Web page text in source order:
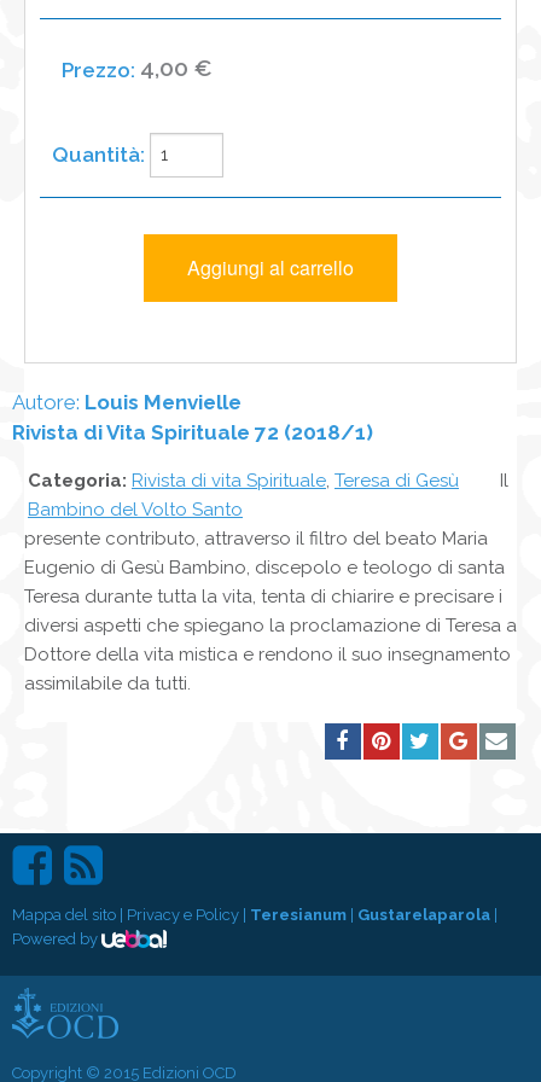
4,00 €
Autore: Louis Menvielle
Rivista di Vita Spirituale 72 (2018/1)
Categoria: Rivista di vita Spirituale Teresa di Gesù
Bambino del Volto Santo
Il
presente contributo, attraverso il filtro del beato Maria
Eugenio di Gesù Bambino, discepolo e teologo di santa
Teresa durante tutta la vita, tenta di chiarire e precisare i
diversi aspetti che spiegano la proclamazione di Teresa a
Dottore della vita mistica e rendono il suo insegnamento
assimilabile da tutti.
Mappa del sito | Privacy e Policy | Teresianum | Gustarelaparola |
Powered by
Copyright © 2015 Edizioni OCD